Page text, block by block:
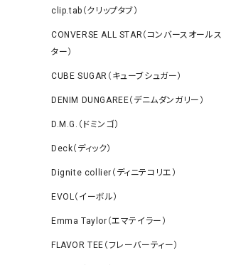
clip.tab（クリップタブ）
CONVERSE ALL STAR（コンバースオールス
ター）
CUBE SUGAR（キューブシュガー）
DENIM DUNGAREE（デニムダンガリー）
D.M.G.（ドミンゴ）
Deck（ディック）
Dignite collier（ディニテコリエ）
EVOL（イーボル）
Emma Taylor（エマテイラー）
FLAVOR TEE（フレーバーティー）